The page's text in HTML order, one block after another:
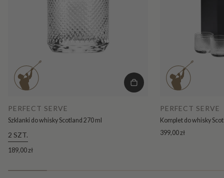
PERFECT SERVE
Szklanki do whisky Scotland 270 ml
2 SZT.
189,00 zł
PERFECT SERVE
Komplet do whisky
399,00 zł